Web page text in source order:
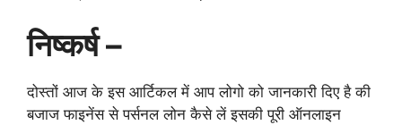
निष्कर्ष –
दोस्तों आज के इस आर्टिकल में आप लोगो को जानकारी दिए है की
बजाज फाइनेंस से पर्सनल लोन कैसे लें इसकी पूरी ऑनलाइन